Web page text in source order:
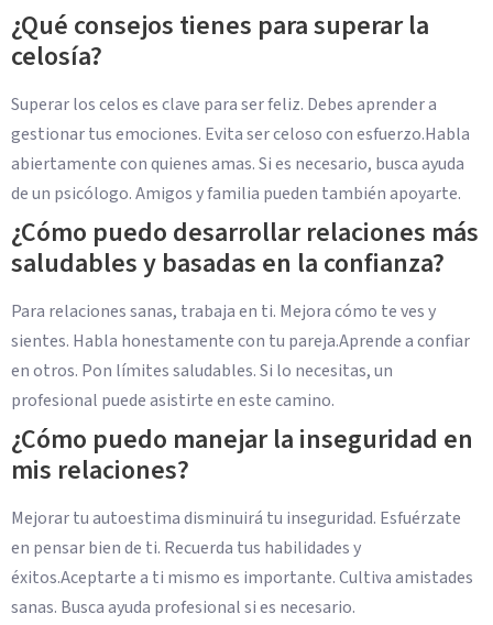
¿Qué consejos tienes para superar la
celosía?
Superar los celos es clave para ser feliz. Debes aprender a
gestionar tus emociones. Evita ser celoso con esfuerzo.Habla
abiertamente con quienes amas. Si es necesario, busca ayuda
de un psicólogo. Amigos y familia pueden también apoyarte.
¿Cómo puedo desarrollar relaciones más
saludables y basadas en la confianza?
Para relaciones sanas, trabaja en ti. Mejora cómo te ves y
sientes. Habla honestamente con tu pareja.Aprende a confiar
en otros. Pon límites saludables. Si lo necesitas, un
profesional puede asistirte en este camino.
¿Cómo puedo manejar la inseguridad en
mis relaciones?
Mejorar tu autoestima disminuirá tu inseguridad. Esfuérzate
en pensar bien de ti. Recuerda tus habilidades y
éxitos.Aceptarte a ti mismo es importante. Cultiva amistades
sanas. Busca ayuda profesional si es necesario.